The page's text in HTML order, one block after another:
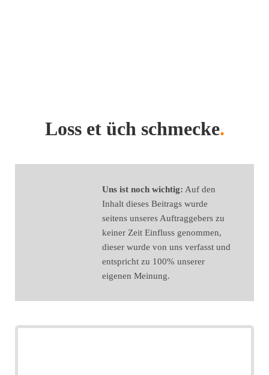
Loss et üch schmecke.
Uns ist noch wichtig: Auf den
Inhalt dieses Beitrags wurde
seitens unseres Auftraggebers zu
keiner Zeit Einfluss genommen,
dieser wurde von uns verfasst und
entspricht zu 100% unserer
eigenen Meinung.